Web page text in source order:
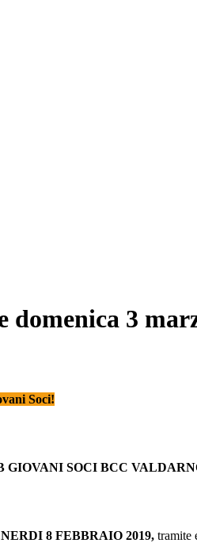
domenica 3
Soci!
SOCI BCC
8 FEBBRAIO 2019, tramite